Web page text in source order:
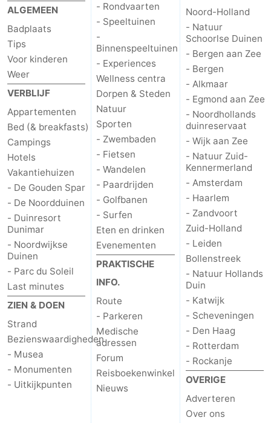
ALGEMEEN
Badplaats
Tips
Voor kinderen
Weer
VERBLIJF
Appartementen
Bed (& breakfasts)
Campings
Hotels
Vakantiehuizen
- De Gouden Spar
- De Noordduinen
- Duinresort
Dunimar
- Noordwijkse
Duinen
- Parc du Soleil
Last minutes
ZIEN & DOEN
Strand
Bezienswaardigheden
- Musea
- Monumenten
- Uitkijkpunten
- Rondvaarten
- Speeltuinen
-
Binnenspeeltuinen
- Experiences
Wellness centra
Dorpen & Steden
Natuur
Sporten
- Zwembaden
- Fietsen
- Wandelen
- Paardrijden
- Golfbanen
- Surfen
Eten en drinken
Evenementen
PRAKTISCHE
INFO.
Route
- Parkeren
Medische
adressen
Forum
Reisboekenwinkel
Nieuws
Noord-Holland
- Natuur
Schoorlse Duinen
- Bergen aan Zee
- Bergen
- Alkmaar
- Egmond aan Zee
- Noordhollands
duinreservaat
- Wijk aan Zee
- Natuur Zuid-
Kennermerland
- Amsterdam
- Haarlem
- Zandvoort
Zuid-Holland
- Leiden
Bollenstreek
- Natuur Hollands
Duin
- Katwijk
- Scheveningen
- Den Haag
- Rotterdam
- Rockanje
OVERIGE
Adverteren
Over ons